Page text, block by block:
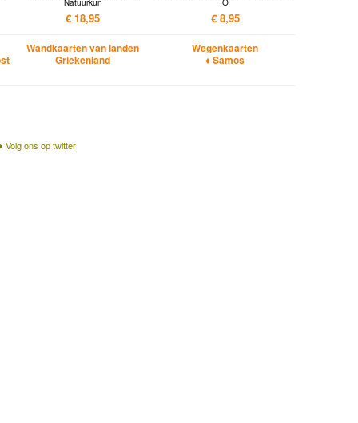
€ 18,95
Wandkaarten van landen
Griekenland
€ 8,95
Wegenkaarten
♦ Samos
Volg ons op twitter